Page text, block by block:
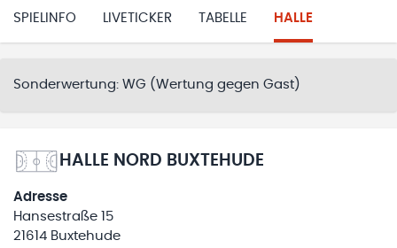
SPIELINFO LIVETICKER TABELLE HALLE
Sonderwertung: WG (Wertung gegen Gast)
HALLE NORD BUXTEHUDE
Adresse
Hansestraße 15
21614 Buxtehude